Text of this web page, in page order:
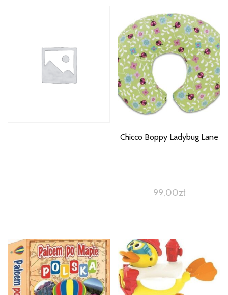
Chicco Boppy Ladybug Lane
99,00zł